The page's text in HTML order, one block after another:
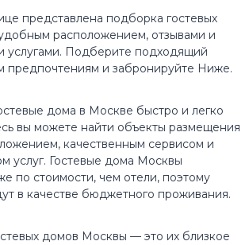
представлена подборка гостевых
расположением, отзывами и
услугами. Подберите подходящий
предпочтениям и забронируйте Ниже.
дома в Москве быстро и легко
вы можете найти объекты размещения
качественным сервисом и
услуг. Гостевые дома Москвы
по стоимости, чем отели, поэтому
в качестве бюджетного проживания.
домов Москвы — это их близкое